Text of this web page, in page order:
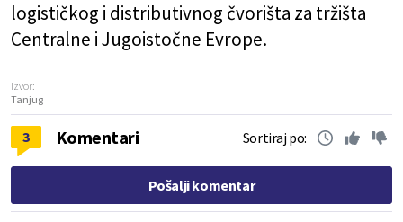
logističkog i distributivnog čvorišta za tržišta
Centralne i Jugoistočne Evrope.
Izvor:
Tanjug
3 Komentari Sortiraj po:
Pošalji komentar